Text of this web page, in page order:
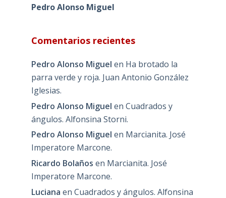
Pedro Alonso Miguel
Comentarios recientes
Pedro Alonso Miguel en Ha brotado la
parra verde y roja. Juan Antonio González
Iglesias.
Pedro Alonso Miguel en Cuadrados y
ángulos. Alfonsina Storni.
Pedro Alonso Miguel en Marcianita. José
Imperatore Marcone.
Ricardo Bolaños en Marcianita. José
Imperatore Marcone.
Luciana en Cuadrados y ángulos. Alfonsina